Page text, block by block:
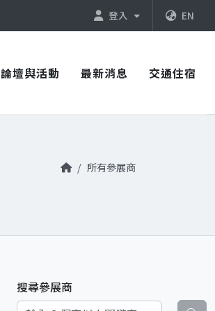
登入 EN
論壇與活動 最新消息 交通住宿
所有參展商
搜尋參展商